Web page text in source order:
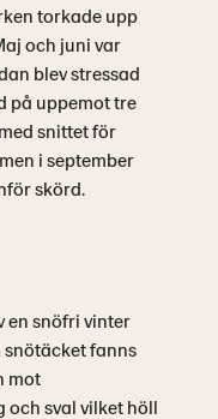
torkade upp
och juni var
blev stressad
på uppemot tre
snittet för
i september
skörd.
en snöfri vinter
fanns
mot
och sval vilket höll